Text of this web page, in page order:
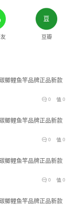
豆瓣
鲫鲤鱼竿品牌正品新款
0
0
鲫鲤鱼竿品牌正品新款
0
0
鲫鲤鱼竿品牌正品新款
0
0
鲫鲤鱼竿品牌正品新款